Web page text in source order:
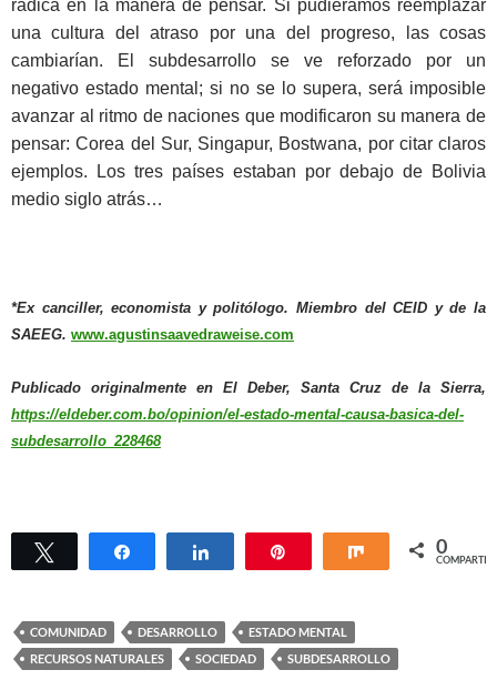
radica en la manera de pensar. Si pudiéramos reemplazar
una cultura del atraso por una del progreso, las cosas
cambiarían. El subdesarrollo se ve reforzado por un
negativo estado mental; si no se lo supera, será imposible
avanzar al ritmo de naciones que modificaron su manera de
pensar: Corea del Sur, Singapur, Bostwana, por citar claros
ejemplos. Los tres países estaban por debajo de Bolivia
medio siglo atrás…
*Ex canciller, economista y politólogo. Miembro del CEID y de la
SAEEG. www.agustinsaavedraweise.com
Publicado originalmente en El Deber, Santa Cruz de la Sierra,
https://eldeber.com.bo/opinion/el-estado-mental-causa-basica-del-
subdesarrollo_228468
Twittear Compartir Compartir Compartir
0
COMPARTIR
COMUNIDAD DESARROLLO
ESTADO MENTAL
RECURSOS NATURALES
SOCIEDAD SUBDESARROLLO